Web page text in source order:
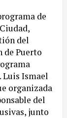
de
del
de Puerto
Ismael
organizada
del
junto